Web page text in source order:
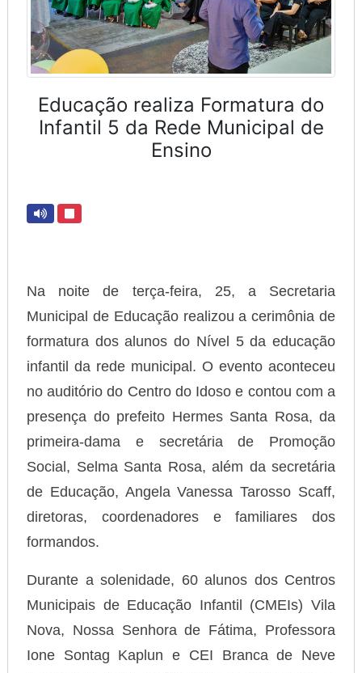
Educação realiza Formatura do
Infantil 5 da Rede Municipal de
Ensino
Na noite de terça-feira, 25, a Secretaria
Municipal de Educação realizou a cerimônia de
formatura dos alunos do Nível 5 da educação
infantil da rede municipal. O evento aconteceu
no auditório do Centro do Idoso e contou com a
presença do prefeito Hermes Santa Rosa, da
primeira-dama e secretária de Promoção
Social, Selma Santa Rosa, além da secretária
de Educação, Angela Vanessa Tarosso Scaff,
diretoras, coordenadores e familiares dos
formandos.
Durante a solenidade, 60 alunos dos Centros
Municipais de Educação Infantil (CMEIs) Vila
Nova, Nossa Senhora de Fátima, Professora
Ione Sontag Kaplun e CEI Branca de Neve